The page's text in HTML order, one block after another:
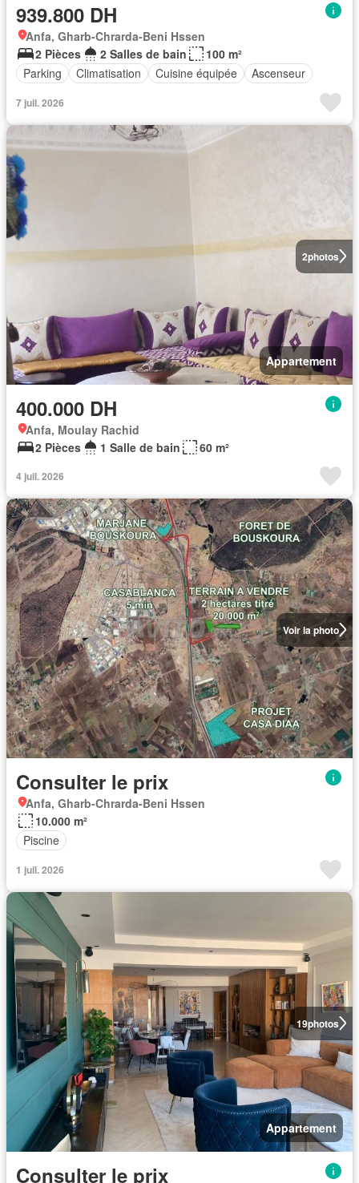
939.800 DH
Anfa, Gharb-Chrarda-Beni Hssen
2 Pièces
2 Salles de bain
100 m²
Parking
Climatisation Cuisine équipée Ascenseur
7 juil. 2026
2photos
Appartement
400.000 DH
Anfa, Moulay Rachid
2 Pièces
1 Salle de bain 60 m²
4 juil. 2026
Voir la photo
Consulter le prix
Anfa, Gharb-Chrarda-Beni Hssen
10.000 m²
Piscine
1 juil. 2026
19photos
Appartement
Consulter le prix